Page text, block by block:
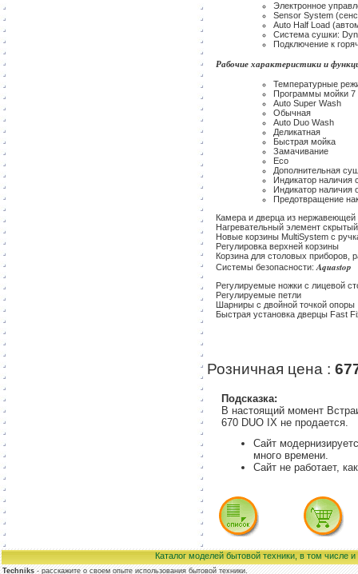
Электронное
Sensor System
Auto Half Load
Система сушки:
Подключение к
Рабочие характеристики и
Температурные
Программы мойки 7
Auto Super Wash
Обычная
Auto Duo Wash
Деликатная
Быстрая мойка
Замачивание
Eco
Дополнительная
Индикатор наличия
Индикатор наличия
Предотвращение
Камера и дверца из нержавеющей
Нагревательный элемент
Новые корзины MultiSystem с
Регулировка верхней корзины
Корзина для столовых приборов,
Системы безопасности: Aquastop
Регулируемые ножки с лицевой
Регулируемые петли
Шарниры с двойной точкой опоры
Быстрая установка дверцы Fast
Розничная цена :
Подсказка:
В настоящий момент
670 DUO IX не продается.
Сайт
много времени.
Сайт не работает,
Каталог моделей бытовой техники, в том числе
Techniks- расскажите о своем опыте использования бытовой техники.